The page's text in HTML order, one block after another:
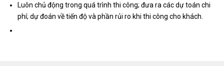
Luôn chủ động trong quá trình thi công; đưa ra các dự toán chi
phí; dự đoán về tiến độ và phần rủi ro khi thi công cho khách.